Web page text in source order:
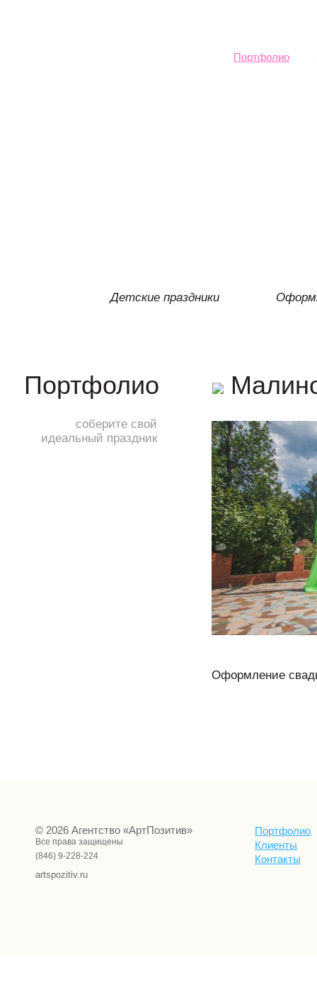
Портфолио
Детские праздники
соберите свой
идеальный праздник
Портфолио
Оформление
© 2026 Агентство «АртПозитив»
Все права защищены
(846) 9-228-224
artspozitiv.ru
Портфолио
Клиенты
Контакты